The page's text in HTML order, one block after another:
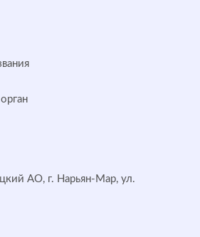
АО, г. Нарьян-Мар, ул.